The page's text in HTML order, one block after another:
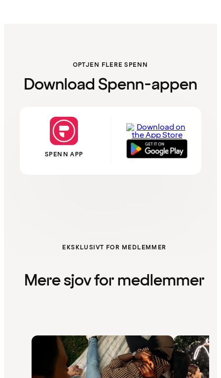
OPTJEN FLERE SPENN
Download Spenn-appen
SPENN APP
EKSKLUSIVT FOR MEDLEMMER
Mere sjov for medlemmer